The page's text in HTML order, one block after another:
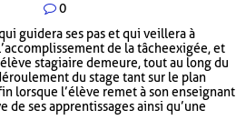
0
guidera ses pas et qui veillera à
de la tâche exigée, et
stagiaire demeure, tout au long du
du stage tant sur le plan
lorsque l’élève remet à son enseignant
ses apprentissages ainsi qu’une